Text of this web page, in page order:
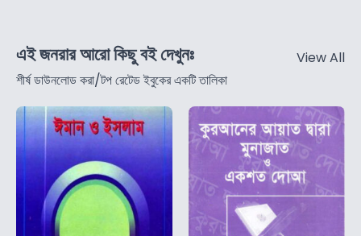
এই জনরার আরো কিছু বই দেখুনঃ
শীর্ষ ডাউনলোড করা/টপ রেটেড ইবুকের একটি তালিকা
View All